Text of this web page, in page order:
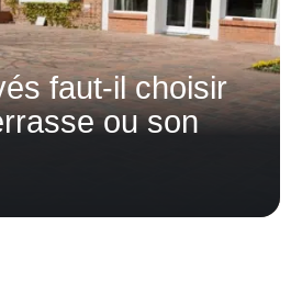
faut-il choisir
ou son